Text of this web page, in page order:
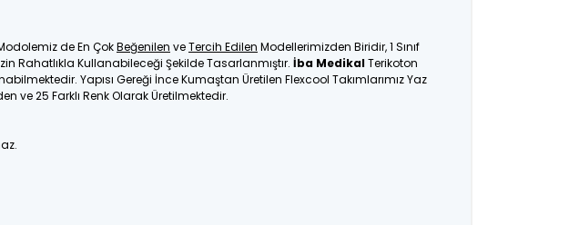
de En ÇokBeğenilen veTercih Edilen Modellerimizden Biridir, 1 Sınıf
Rahatlıkla Kullanabileceği Şekilde Tasarlanmıştır. İba MedikalTerikoton
Yapısı Gereği İnce Kumaştan Üretilen Flexcool Takımlarımız Yaz
ve 25 Farklı Renk Olarak Üretilmektedir.